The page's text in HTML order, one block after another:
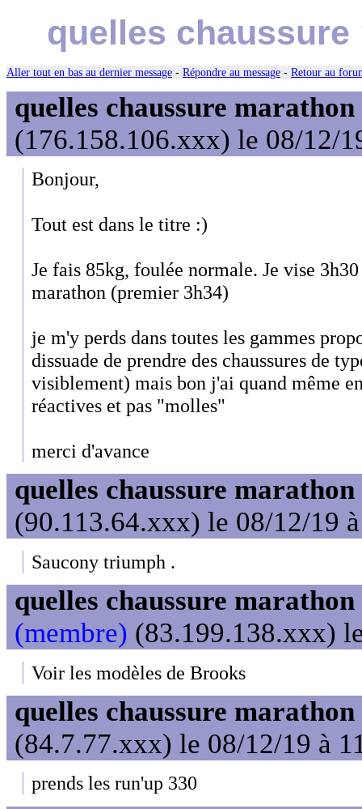
quelles
Aller tout en bas au dernier message - Répondre au message - Retour au
quelles chaussure
(176.158.106.xxx) le 08/12/
Bonjour,
Tout est dans le titre :)
Je fais 85kg, foulée normale. Je vise
marathon (premier 3h34)
je m'y perds dans toutes les gammes
dissuade de prendre des chaussures de
visiblement) mais bon j'ai quand même
réactives et pas "molles"
merci d'avance
quelles chaussure
(90.113.64.xxx) le 08/12/19
Saucony triumph .
quelles chaussure
(membre) (83.199.138.xxx)
Voir les modèles de Brooks
quelles chaussure
(84.7.77.xxx) le 08/12/19 à
prends les run'up 330